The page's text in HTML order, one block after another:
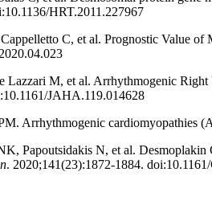
HRT.2011.227967
C, et al. Prognostic Value of
Lazzari M, et al. Arrhythmogenic
JAHA.119.014628
Arrhythmogenic cardiomyopathies
Papoutsidakis N, et al.
. 2020;141(23):1872-1884.